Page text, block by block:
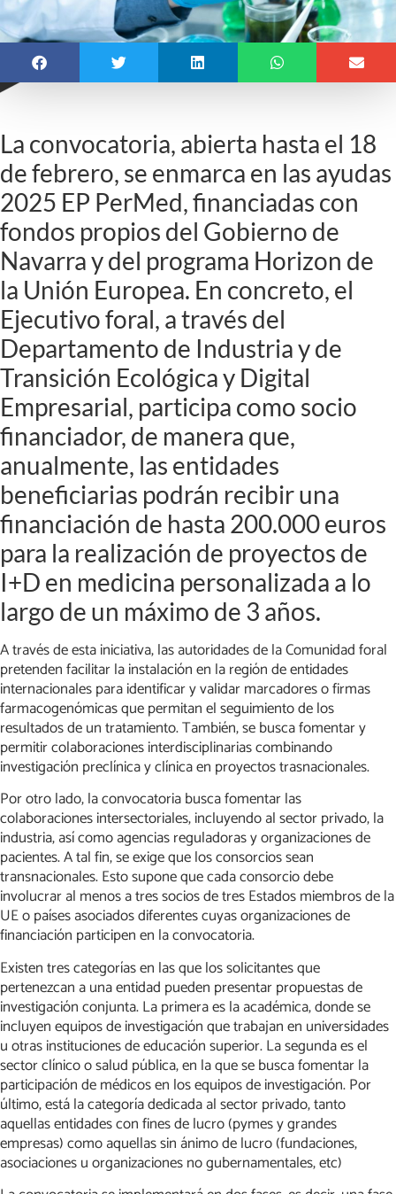
La convocatoria, abierta hasta el 18
de febrero, se enmarca en las ayudas
2025 EP PerMed, financiadas con
fondos propios del Gobierno de
Navarra y del programa Horizon de
la Unión Europea. En concreto, el
Ejecutivo foral, a través del
Departamento de Industria y de
Transición Ecológica y Digital
Empresarial, participa como socio
financiador, de manera que,
anualmente, las entidades
beneficiarias podrán recibir una
financiación de hasta 200.000 euros
para la realización de proyectos de
I+D en medicina personalizada a lo
largo de un máximo de 3 años.
A través de esta iniciativa, las autoridades de la Comunidad foral
pretenden facilitar la instalación en la región de entidades
internacionales para identificar y validar marcadores o firmas
farmacogenómicas que permitan el seguimiento de los
resultados de un tratamiento. También, se busca fomentar y
permitir colaboraciones interdisciplinarias combinando
investigación preclínica y clínica en proyectos trasnacionales.
Por otro lado, la convocatoria busca fomentar las
colaboraciones intersectoriales, incluyendo al sector privado, la
industria, así como agencias reguladoras y organizaciones de
pacientes. A tal fin, se exige que los consorcios sean
transnacionales. Esto supone que cada consorcio debe
involucrar al menos a tres socios de tres Estados miembros de la
UE o países asociados diferentes cuyas organizaciones de
financiación participen en la convocatoria.
Existen tres categorías en las que los solicitantes que
pertenezcan a una entidad pueden presentar propuestas de
investigación conjunta. La primera es la académica, donde se
incluyen equipos de investigación que trabajan en universidades
u otras instituciones de educación superior. La segunda es el
sector clínico o salud pública, en la que se busca fomentar la
participación de médicos en los equipos de investigación. Por
último, está la categoría dedicada al sector privado, tanto
aquellas entidades con fines de lucro (pymes y grandes
empresas) como aquellas sin ánimo de lucro (fundaciones,
asociaciones u organizaciones no gubernamentales, etc)